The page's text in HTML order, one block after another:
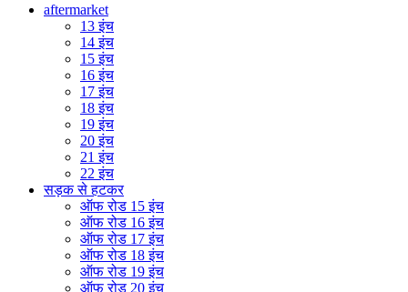
aftermarket
13 इंच
14 इंच
15 इंच
16 इंच
17 इंच
18 इंच
19 इंच
20 इंच
21 इंच
22 इंच
सड़क से हटकर
ऑफ रोड 15 इंच
ऑफ रोड 16 इंच
ऑफ रोड 17 इंच
ऑफ रोड 18 इंच
ऑफ रोड 19 इंच
ऑफ रोड 20 इंच